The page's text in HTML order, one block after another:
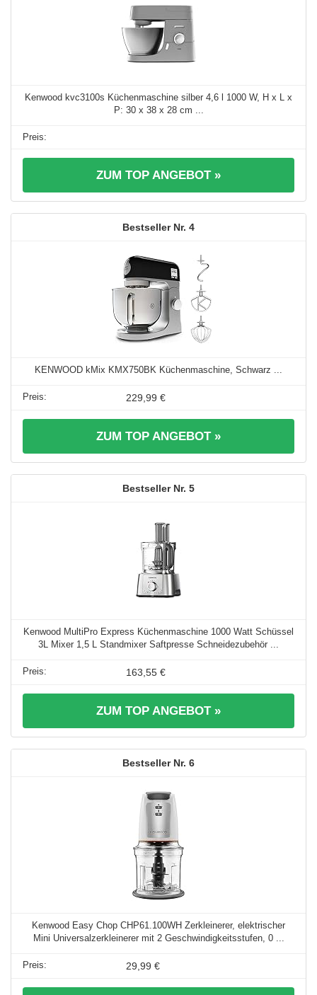
Kenwood kvc3100s Küchenmaschine silber 4,6 l 1000 W, H x L x
P: 30 x 38 x 28 cm ...
ZUM TOP ANGEBOT »
4
KENWOOD kMix KMX750BK Küchenmaschine, Schwarz ...
229,99 €
ZUM TOP ANGEBOT »
5
Kenwood MultiPro Express Küchenmaschine 1000 Watt Schüssel
3L Mixer 1,5 L Standmixer Saftpresse Schneidezubehör ...
163,55 €
ZUM TOP ANGEBOT »
6
Kenwood Easy Chop CHP61.100WH Zerkleinerer, elektrischer
Mini Universalzerkleinerer mit 2 Geschwindigkeitsstufen, 0 ...
29,99 €